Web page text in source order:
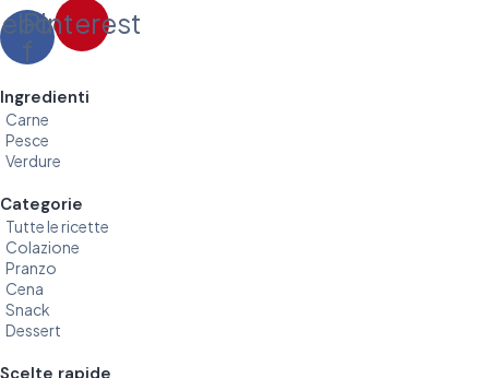
f
Pinterest
Ingredienti
Carne
Pesce
Verdure
Categorie
Tutte le ricette
Colazione
Pranzo
Cena
Snack
Dessert